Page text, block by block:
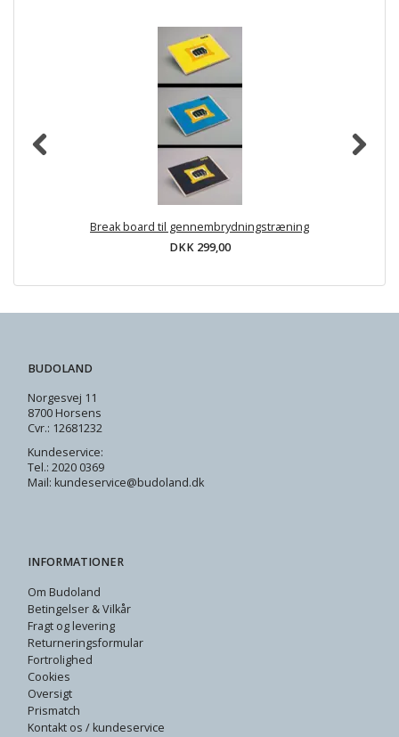
Break board til gennembrydningstræning
DKK 299,00
BUDOLAND
Norgesvej 11
8700 Horsens
Cvr.: 12681232
Kundeservice:
Tel.: 2020 0369
Mail: kundeservice@budoland.dk
INFORMATIONER
Om Budoland
Betingelser & Vilkår
Fragt og levering
Returneringsformular
Fortrolighed
Cookies
Oversigt
Prismatch
Kontakt os / kundeservice